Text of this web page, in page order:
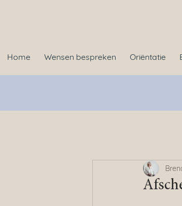
Home Wensen bespreken Oriëntatie